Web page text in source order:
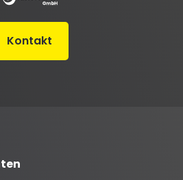
Kontakt